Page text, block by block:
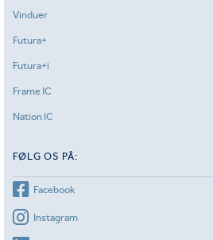
Vinduer
Futura+
Futura+i
Frame IC
Nation IC
FØLG OS PÅ:
Facebook
Instagram